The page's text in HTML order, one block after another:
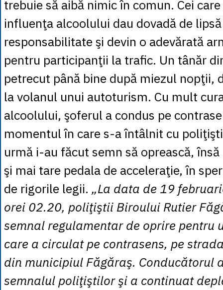
1 NOK= 0.4191
1 PLN = 1.1646
= 0.0425
1 RUB= 0.0530
1 SEK = 0.4526
1 TRY= 0.1141
1 UAH= 0.1048
1 XDR = 5.9383
1 ZAR = 0.2318
trebuie să aibă nimic în comun. Cei
influenţa alcoolului dau dovadă de
responsabilitate şi devin o adevărată
pentru participanţii la trafic. Un tânăr
petrecut până bine după miezul nopţii,
la volanul unui autoturism. Cu mult
alcoolului, şoferul a condus pe
momentul în care s-a întâlnit cu
urmă i-au făcut semn să oprească,
şi mai tare pedala de acceleraţie, în
de rigorile legii. „La data de 19
orei 02.20, poliţiştii Biroului Rutier
semnal regulamentar de oprire pentru
care a circulat pe contrasens, pe
din municipiul Făgăraş. Conducătorul
semnalul poliţiştilor şi a continuat